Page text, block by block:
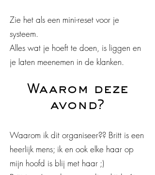
Zie het als een mini-reset voor je
systeem.
Alles wat je hoeft te doen, is liggen en
je laten meenemen in de klanken.
Waarom deze
avond?
Waarom ik dit organiseer?? Britt is een
heerlijk mens; ik en ook elke haar op
mijn hoofd is blij met haar ;)